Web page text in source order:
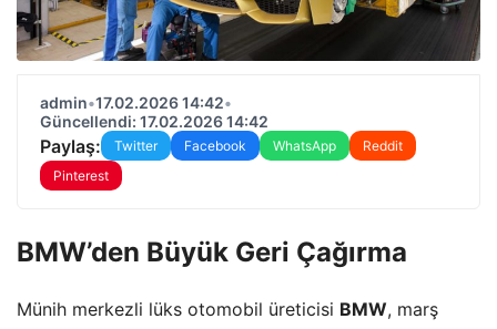
admin•17.02.2026 14:42•
Güncellendi: 17.02.2026 14:42
Paylaş: Twitter Facebook WhatsApp
Reddit
Pinterest
BMW’den Büyük Geri Çağırma
Münih merkezli lüks otomobil üreticisi BMW, marş